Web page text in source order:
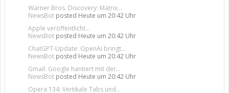
Warner Bros. Discovery: Matrix...
NewsBot posted Heute um 20:42 Uhr
Apple veröffentlicht...
NewsBot posted Heute um 20:42 Uhr
ChatGPT-Update: OpenAI bringt...
NewsBot posted Heute um 20:42 Uhr
Gmail: Google hantiert mit der...
NewsBot posted Heute um 20:42 Uhr
Opera 134: Vertikale Tabs und...